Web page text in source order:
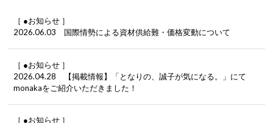
［ ●お知らせ ］
2026.06.03 国際情勢による資材供給難・価格変動について
［ ●お知らせ ］
2026.04.28 【掲載情報】「となりの、誠子が気になる。」にて
monakaをご紹介いただきました！
［ ●お知らせ ］